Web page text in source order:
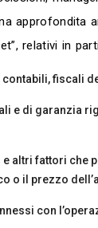
approfondita
relativi in
fiscali
e di garanzia
altri fattori che
o il prezzo
con